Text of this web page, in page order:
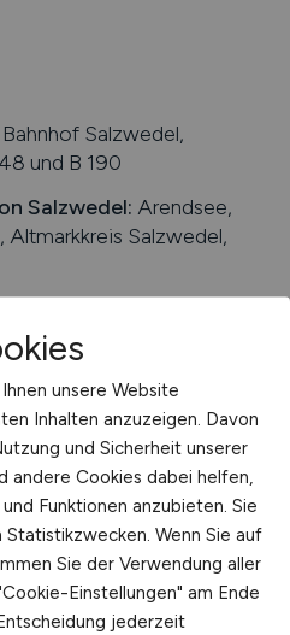
Bahnhof Salzwedel,
und B 190
Salzwedel: Arendsee,
Altmarkkreis Salzwedel,
Gastronomie,
Einzelhandel,
Salzwedel, die attraktive
Salzwedel
& Co. KG,
GmbH, CARBONIT
Logistik & Transport
GmbH
unsere Website
Inhalten anzuzeigen. Davon
und Sicherheit unserer
andere Cookies dabei helfen,
Funktionen anzubieten. Sie
Wenn Sie auf
Sie der Verwendung aller
Einstellungen" am Ende
jederzeit